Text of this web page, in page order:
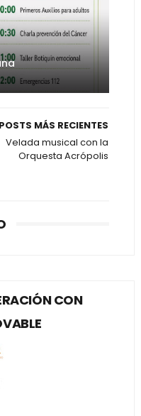
POSTS MÁS RECIENTES
Velada musical con la
Orquesta Acrópolis
CON